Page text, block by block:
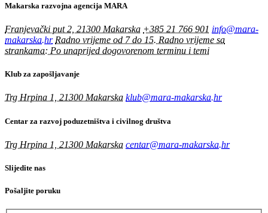
Makarska razvojna agencija MARA
Franjevački put 2, 21300 Makarska +385 21 766 901 info@mara-
makarska.hr Radno vrijeme od 7 do 15. Radno vrijeme sa
strankama: Po unaprijed dogovorenom terminu i temi
Klub za zapošljavanje
Trg Hrpina 1, 21300 Makarska klub@mara-makarska.hr
Centar za razvoj poduzetništva i civilnog društva
Trg Hrpina 1, 21300 Makarska centar@mara-makarska.hr
Slijedite nas
Pošaljite poruku